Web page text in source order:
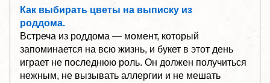
Как выбирать цветы на выписку из
роддома.
Встреча из роддома — момент, который
запоминается на всю жизнь, и букет в этот день
играет не последнюю роль. Он должен получиться
нежным, не вызывать аллергии и не мешать